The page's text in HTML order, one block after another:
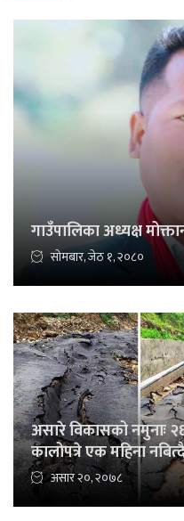
गाउँपालिका अध्यक्ष
सोमबार, जेठ १, २०८०
असारे विकासको नमुनाः
कालोपत्रे एक महिना
असार २०, २०७८